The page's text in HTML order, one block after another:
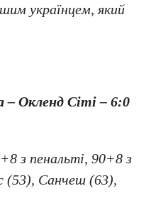
українцем, який
– Окленд Сіті– 6:0
з пенальті, 90+8 з
(53), Санчеш (63),